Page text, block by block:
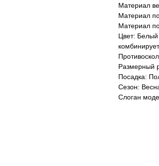
Материал
Материал
Материал
Цвет: Белый
Размерный
Посадка:
Сезон:
Слоган